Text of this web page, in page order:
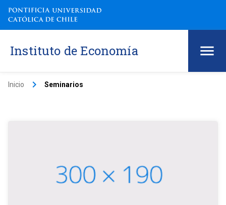
Instituto de Economía
Inicio keyboard_arrow_right Seminarios